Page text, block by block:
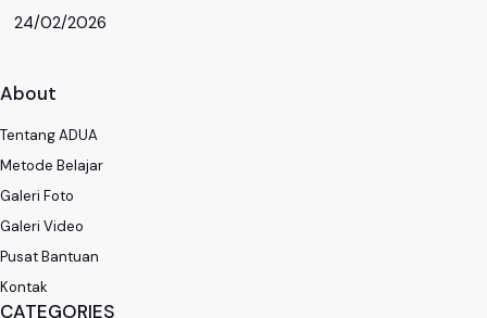
24/02/2026
About
Tentang ADUA
Metode Belajar
Galeri Foto
Galeri Video
Pusat Bantuan
Kontak
CATEGORIES